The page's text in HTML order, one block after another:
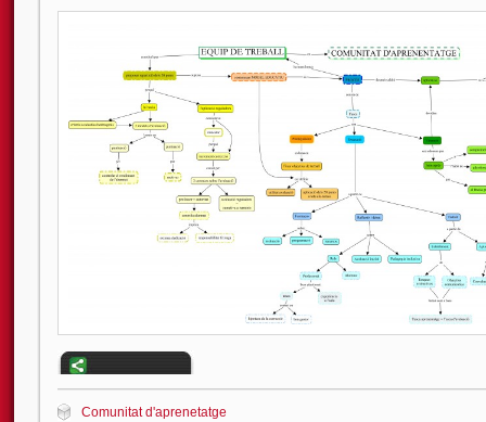
Comunitat d'aprenetatge